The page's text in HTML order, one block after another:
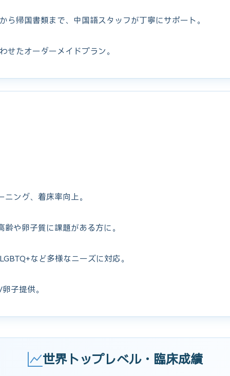
ら帰国書類まで、中国語スタッフが丁寧にサポート。
せたオーダーメイドプラン。
ニング、着床率向上。
や卵子質に課題がある方に。
など多様なニーズに対応。
子提供。
世界トップレベル・臨床成績